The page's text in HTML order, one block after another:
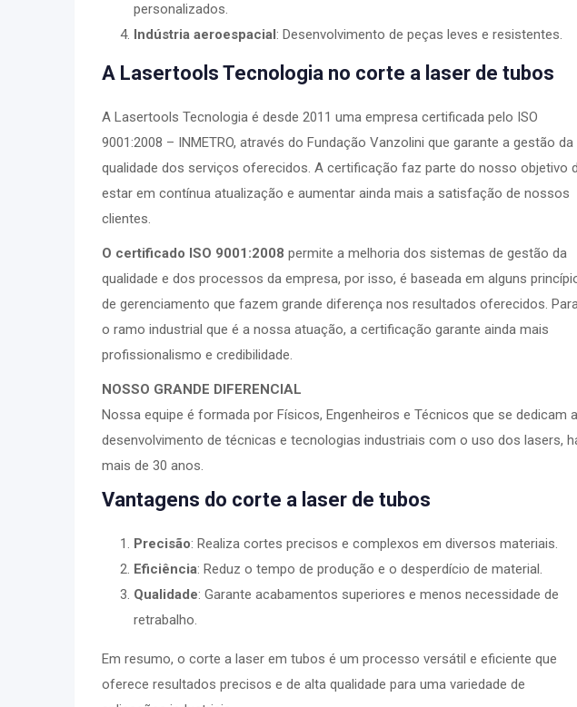
personalizados.
Indústria aeroespacial: Desenvolvimento de peças leves e resistentes.
A Lasertools Tecnologia no corte a laser de tubos
A Lasertools Tecnologia é desde 2011 uma empresa certificada pelo ISO
9001:2008 – INMETRO, através do Fundação Vanzolini que garante a gestão da
qualidade dos serviços oferecidos. A certificação faz parte do nosso objetivo
estar em contínua atualização e aumentar ainda mais a satisfação de nossos
clientes.
O certificado ISO 9001:2008 permite a melhoria dos sistemas de gestão da
qualidade e dos processos da empresa, por isso, é baseada em alguns
de gerenciamento que fazem grande diferença nos resultados oferecidos.
o ramo industrial que é a nossa atuação, a certificação garante ainda mais
profissionalismo e credibilidade.
NOSSO GRANDE DIFERENCIAL
Nossa equipe é formada por Físicos, Engenheiros e Técnicos que se dedicam
desenvolvimento de técnicas e tecnologias industriais com o uso dos lasers,
mais de 30 anos.
Vantagens do corte a laser de tubos
Precisão: Realiza cortes precisos e complexos em diversos materiais.
Eficiência: Reduz o tempo de produção e o desperdício de material.
Qualidade: Garante acabamentos superiores e menos necessidade de
retrabalho.
Em resumo, o corte a laser em tubos é um processo versátil e eficiente que
oferece resultados precisos e de alta qualidade para uma variedade de